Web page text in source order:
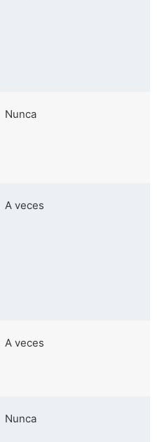
Nunca
A veces
A veces
Nunca